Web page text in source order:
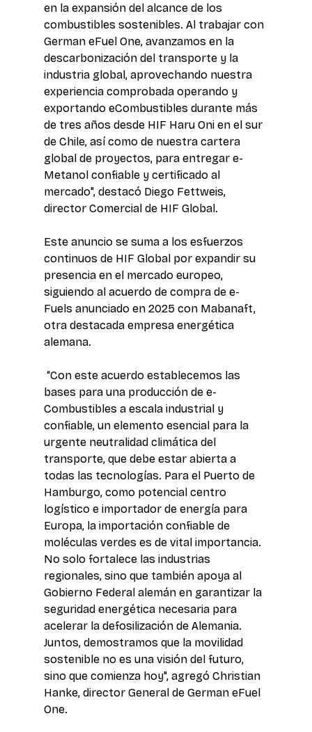
en la expansión del alcance de los
combustibles sostenibles. Al trabajar con
German eFuel One, avanzamos en la
descarbonización del transporte y la
industria global, aprovechando nuestra
experiencia comprobada operando y
exportando eCombustibles durante más
de tres años desde HIF Haru Oni en el sur
de Chile, así como de nuestra cartera
global de proyectos, para entregar e-
Metanol confiable y certificado al
mercado", destacó Diego Fettweis,
director Comercial de HIF Global.
Este anuncio se suma a los esfuerzos
continuos de HIF Global por expandir su
presencia en el mercado europeo,
siguiendo al acuerdo de compra de e-
Fuels anunciado en 2025 con Mabanaft,
otra destacada empresa energética
alemana.
bases para una producción de e-
Combustibles a escala industrial y
confiable, un elemento esencial para la
urgente neutralidad climática del
transporte, que debe estar abierta a
todas las tecnologías. Para el Puerto de
Hamburgo, como potencial centro
logístico e importador de energía para
Europa, la importación confiable de
moléculas verdes es de vital importancia.
No solo fortalece las industrias
regionales, sino que también apoya al
Gobierno Federal alemán en garantizar la
seguridad energética necesaria para
acelerar la defosilización de Alemania.
Juntos, demostramos que la movilidad
sostenible no es una visión del futuro,
sino que comienza hoy", agregó Christian
Hanke, director General de German eFuel
One.